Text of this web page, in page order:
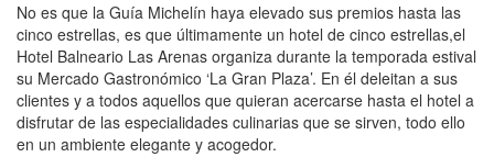
No es que la Guía Michelín haya elevado sus premios hasta las
cinco estrellas, es que últimamente un hotel de cinco estrellas,el
Hotel Balneario Las Arenas organiza durante la temporada estival
su Mercado Gastronómico ‘La Gran Plaza’. En él deleitan a sus
clientes y a todos aquellos que quieran acercarse hasta el hotel a
disfrutar de las especialidades culinarias que se sirven, todo ello
en un ambiente elegante y acogedor.